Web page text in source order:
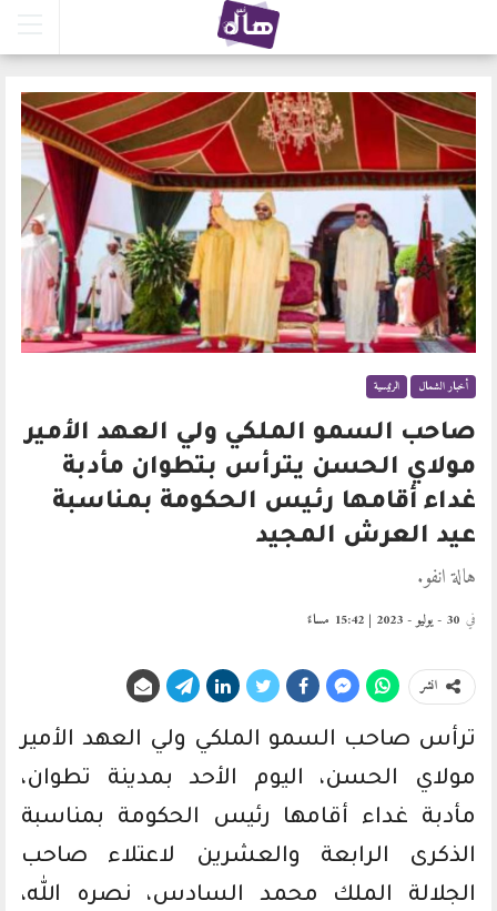
أخبار الشمال الرئيسية
صاحب السمو الملكي ولي العهد الأمير
مولاي الحسن يترأس بتطوان مأدبة
غداء أقامها رئيس الحكومة بمناسبة
عيد العرش المجيد
هالة انفو.
في 30 - يوليو - 2023 | 15:42 مساءً
انشر
ترأس صاحب السمو الملكي ولي العهد الأمير
مولاي الحسن، اليوم الأحد بمدينة تطوان،
مأدبة غداء أقامها رئيس الحكومة بمناسبة
الذكرى الرابعة والعشرين لاعتلاء صاحب
الجلالة الملك محمد السادس، نصره الله،